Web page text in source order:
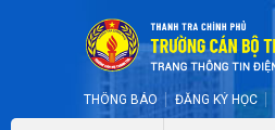
THÔNG BÁO ĐĂNG KÝ HỌC